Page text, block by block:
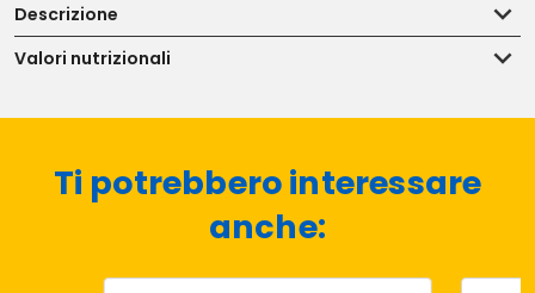
Descrizione
Valori nutrizionali
Ti potrebbero interessare
anche: